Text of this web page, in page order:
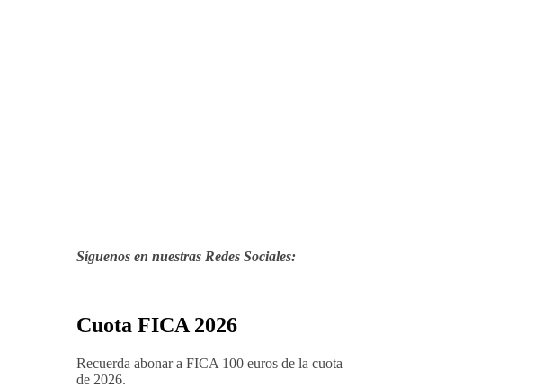
Síguenos en nuestras Redes Sociales:
Cuota FICA 2026
Recuerda abonar a FICA 100 euros de la cuota
de 2026.